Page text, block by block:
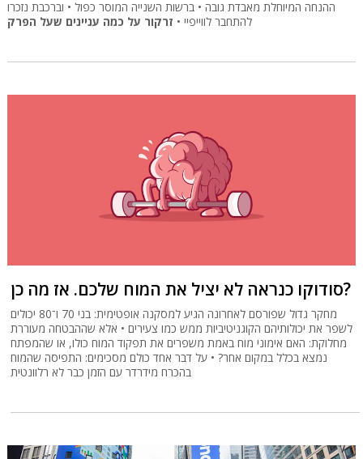
ההנחה המיוחלת מאבדת גובה • ברשות השנייה המוסר כפול • וברכבת נזכרו
להתחבר לווייפיי • זרקור על כמה עניינים שעל הפרק
סודוקו כנראה לא יציל את המוח שלכם. אז מה כן?
מחקר גדול שפורסם לאחרונה הגיע למסקנה אופטימית: בני 70 ו־80 יכולים
לשפר את יכולותיהם הקוגניטיביות ממש כמו צעירים • אלא שההבטחה מעוררת
מחלוקת: האם אימוני מוח באמת משפרים את תפקוד המוח כולו, או שהמפתח
נמצא בכלל במקום אחר? • על דבר אחד כולם מסכימים: התפיסה שהמוח
בהכרח מידרדר עם הזמן כבר לא רלוונטית